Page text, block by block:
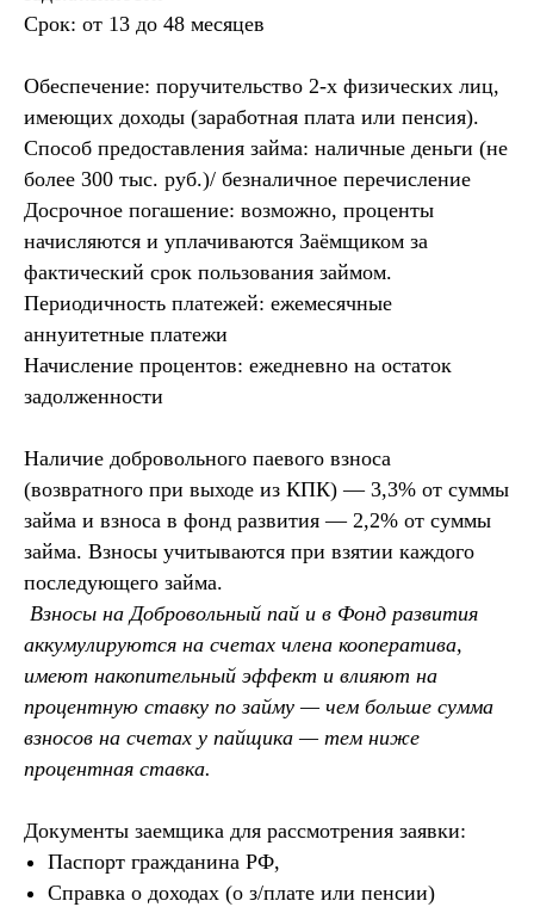
Срок: от 13 до 48 месяцев
Обеспечение: поручительство 2-х физических лиц,
имеющих доходы (заработная плата или пенсия).
Способ предоставления займа: наличные деньги (не
более 300 тыс. руб.)/ безналичное перечисление
Досрочное погашение: возможно, проценты
начисляются и уплачиваются Заёмщиком за
фактический срок пользования займом.
Периодичность платежей: ежемесячные
аннуитетные платежи
Начисление процентов: ежедневно на остаток
задолженности
Наличие добровольного паевого взноса
(возвратного при выходе из КПК) — 3,3% от суммы
займа и взноса в фонд развития — 2,2% от суммы
займа. Взносы учитываются при взятии каждого
последующего займа.
Взносы на Добровольный пай и в Фонд развития
аккумулируются на счетах члена кооператива,
имеют накопительный эффект и влияют на
процентную ставку по займу — чем больше сумма
взносов на счетах у пайщика — тем ниже
процентная ставка.
Документы заемщика для рассмотрения заявки:
Паспорт гражданина РФ,
Справка о доходах (о з/плате или пенсии)